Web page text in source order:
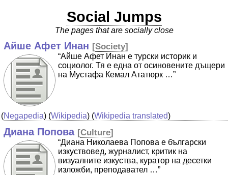
Social Jumps
The pages that are socially close
Айше Афет Инан [Society]
“Айше Афет Инан e турски историк и
социолог. Тя е една от осиновените дъщери
на Мустафа Кемал Ататюрк …”
(Negapedia) (Wikipedia) (Wikipedia translated)
Диана Попова [Culture]
“Диана Николаева Попова е български
изкуствовед, журналист, критик на
визуалните изкуства, куратор на десетки
изложби, преподавател …”